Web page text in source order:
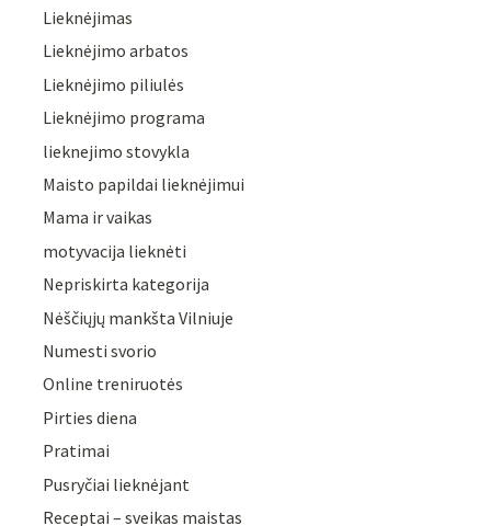
Lieknėjimas
Lieknėjimo arbatos
Lieknėjimo piliulės
Lieknėjimo programa
lieknejimo stovykla
Maisto papildai lieknėjimui
Mama ir vaikas
motyvacija lieknėti
Nepriskirta kategorija
Nėščiųjų mankšta Vilniuje
Numesti svorio
Online treniruotės
Pirties diena
Pratimai
Pusryčiai lieknėjant
Receptai – sveikas maistas